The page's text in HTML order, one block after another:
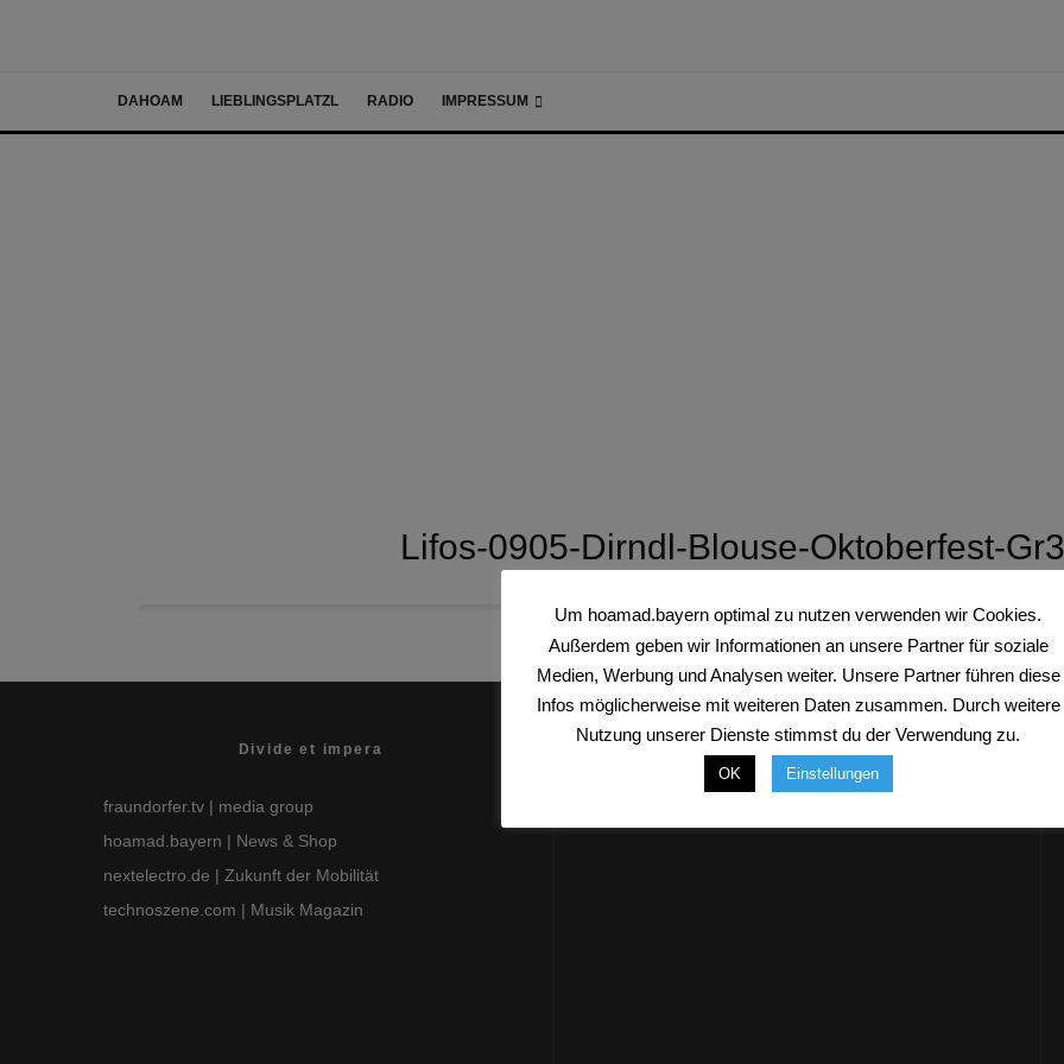
DAHOAM LIEBLINGSPLATZL RADIO IMPRESSUM
Lifos-0905-Dirndl-Blouse-Oktoberfest-
Divide et impera
fraundorfer.tv | media group
hoamad.bayern | News & Shop
nextelectro.de | Zukunft der Mobilität
technoszene.com | Musik Magazin
Um hoamad.bayern optimal zu nutzen verwenden wir Cookies.
Außerdem geben wir Informationen an unsere Partner für soziale
Medien, Werbung und Analysen weiter. Unsere Partner führen diese
Infos möglicherweise mit weiteren Daten zusammen. Durch weitere
Nutzung unserer Dienste stimmst du der Verwendung zu.
OK Einstellungen